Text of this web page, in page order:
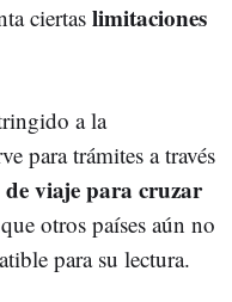
ciertas limitaciones
a la
para trámites a través
viaje para cruzar
otros países aún no
para su lectura.